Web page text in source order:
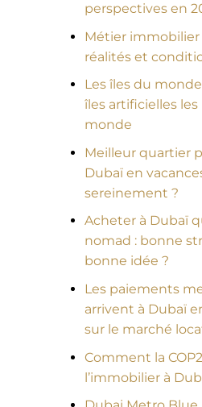
perspectives en
Métier immobilier
réalités et
Les îles du
îles artificielles
monde
Meilleur quartier
Dubaï en
sereinement ?
Acheter à Dubaï
nomad : bonne
bonne idée ?
Les paiements
arrivent à Dubaï
sur le marché
Comment la
l’immobilier à